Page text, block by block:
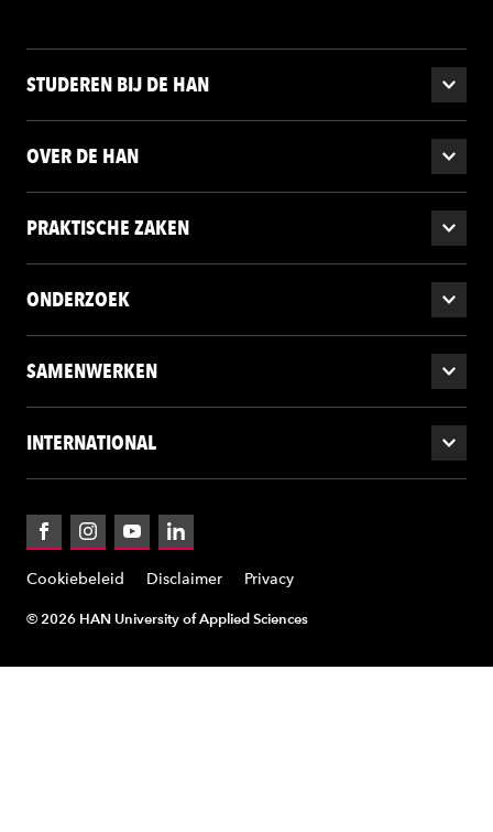
STUDEREN BIJ DE HAN
OVER DE HAN
PRAKTISCHE ZAKEN
ONDERZOEK
SAMENWERKEN
INTERNATIONAL
FacebookInstagramYouTubeLinkedIn
Cookiebeleid Disclaimer Privacy
© 2026 HAN University of Applied Sciences